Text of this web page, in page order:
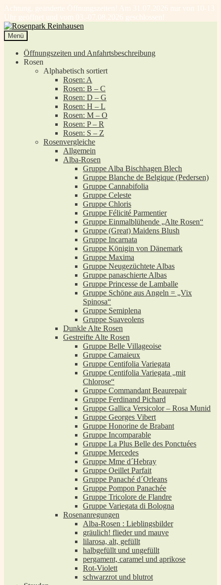
Achtung, geänderte Öffnungszeiten! Am 31.07.2026 nur von 10-13
Uhr geöffnet und vom 03.-07.08.2026 geschlossen!
Zur
Navigation
springen
Zum
Inhalt
springen
Menü
Öffnungszeiten und Anfahrtsbeschreibung
Rosen
Alphabetisch sortiert
Rosen: A
Rosen: B – C
Rosen: D – G
Rosen: H – L
Rosen: M – O
Rosen: P – R
Rosen: S – Z
Rosenvergleiche
Allgemein
Alba-Rosen
Gruppe Alba Bischhagen Blech
Gruppe Blanche de Belgique (Pedersen)
Gruppe Cannabifolia
Gruppe Celeste
Gruppe Chloris
Gruppe Félicité Parmentier
Gruppe Einmalblühende „Alte Rosen“
Gruppe (Great) Maidens Blush
Gruppe Incarnata
Gruppe Königin von Dänemark
Gruppe Maxima
Gruppe Neugezüchtete Albas
Gruppe panaschierte Albas
Gruppe Princesse de Lamballe
Gruppe Schöne aus Angeln = „Vix
Spinosa“
Gruppe Semiplena
Gruppe Suaveolens
Dunkle Alte Rosen
Gestreifte Alte Rosen
Gruppe Belle Villageoise
Gruppe Camaieux
Gruppe Centifolia Variegata
Gruppe Centifolia Variegata „mit
Chlorose“
Gruppe Commandant Beaurepair
Gruppe Ferdinand Pichard
Gruppe Gallica Versicolor – Rosa Munid
Gruppe Georges Vibert
Gruppe Honorine de Brabant
Gruppe Incomparable
Gruppe La Plus Belle des Ponctuées
Gruppe Mercedes
Gruppe Mme d´Hebray
Gruppe Oeillet Parfait
Gruppe Panaché d´Orleans
Gruppe Pompon Panachée
Gruppe Tricolore de Flandre
Gruppe Variegata di Bologna
Rosenanregungen
Alba-Rosen : Lieblingsbilder
gräulich! flieder und mauve
lilarosa, alt, gefüllt
halbgefüllt und ungefüllt
pergament, caramel und aprikose
Rot-Violett
schwarzrot und blutrot